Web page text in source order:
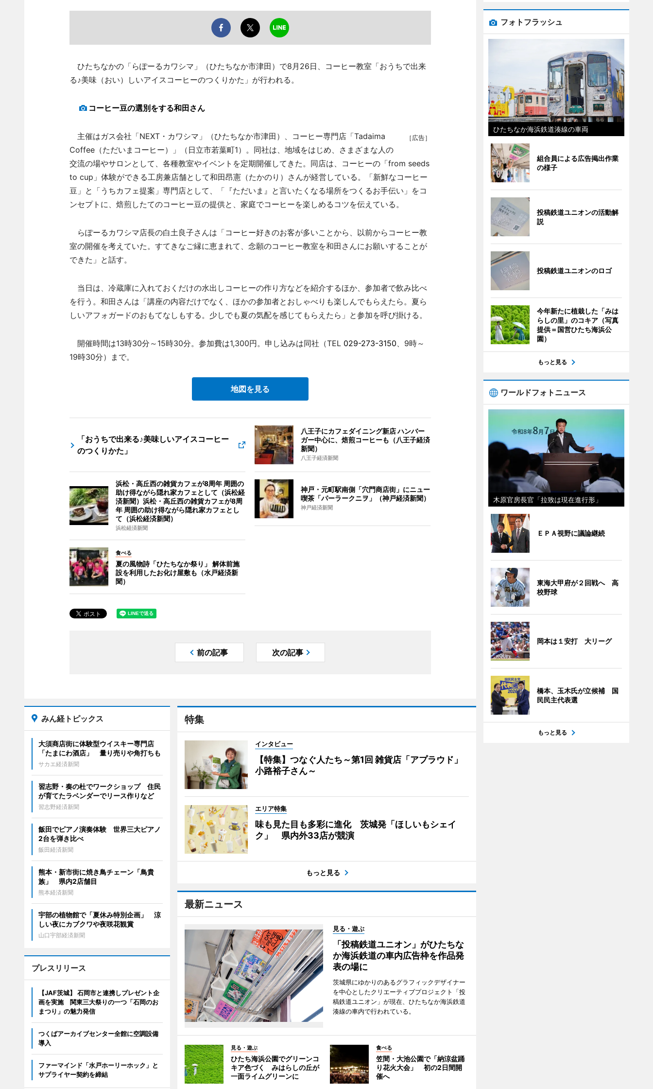
ひたちなかの「らぽーるカワシマ」（ひたちなか市津田）で8月26日、コーヒー教室「おうちで出来
る♪美味（おい）しいアイスコーヒーのつくりかた」が行われる。
コーヒー豆の選別をする和田さん
［広告］
主催はガス会社「NEXT・カワシマ」（ひたちなか市津田）、コーヒー専門店「Tadaima
Coffee（ただいまコーヒー）」（日立市若葉町1）。同社は、地域をはじめ、さまざまな人の
交流の場やサロンとして、各種教室やイベントを定期開催してきた。同店は、コーヒーの「from seeds
to cup」体験ができる工房兼店舗として和田昂憲（たかのり）さんが経営している。「新鮮なコーヒー
豆」と「うちカフェ提案」専門店として、「『ただいま』と言いたくなる場所をつくるお手伝い」をコ
ンセプトに、焙煎したてのコーヒー豆の提供と、家庭でコーヒーを楽しめるコツを伝えている。
らぽーるカワシマ店長の白土良子さんは「コーヒー好きのお客が多いことから、以前からコーヒー教
室の開催を考えていた。すてきなご縁に恵まれて、念願のコーヒー教室を和田さんにお願いすることが
できた」と話す。
当日は、冷蔵庫に入れておくだけの水出しコーヒーの作り方などを紹介するほか、参加者で飲み比べ
を行う。和田さんは「講座の内容だけでなく、ほかの参加者とおしゃべりも楽しんでもらえたら。夏ら
しいアフォガードのおもてなしもする。少しでも夏の気配を感じてもらえたら」と参加を呼び掛ける。
開催時間は13時30分～15時30分。参加費は1,300円。申し込みは同社（TEL 029-273-3150、9時～
19時30分）まで。
地図を見る
「おうちで出来る♪美味しいアイスコーヒー
のつくりかた」
八王子にカフェダイニング新店 ハンバー
ガー中心に、焙煎コーヒーも（八王子経済
新聞）
八王子経済新聞
浜松・高丘西の雑貨カフェが8周年 周囲の
助け得ながら隠れ家カフェとして（浜松経
済新聞）浜松・高丘西の雑貨カフェが8周
年 周囲の助け得ながら隠れ家カフェとし
て（浜松経済新聞）
浜松経済新聞
神戸・元町駅南側「穴門商店街」にニュー
喫茶「パーラークニヲ」（神戸経済新聞）
神戸経済新聞
食べる
夏の風物詩「ひたちなか祭り」 解体前施
設を利用したお化け屋敷も（水戸経済新
聞）
前の記事 次の記事
特集
インタビュー
【特集】つなぐ人たち～第1回 雑貨店「アプラウド」
小路裕子さん～
エリア特集
味も見た目も多彩に進化 茨城発「ほしいもシェイ
ク」 県内外33店が競演
もっと見る
最新ニュース
見る・遊ぶ
「投稿鉄道ユニオン」がひたちな
か海浜鉄道の車内広告枠を作品発
表の場に
茨城県にゆかりのあるグラフィックデザイナー
を中心としたクリエーティブプロジェクト「投
稿鉄道ユニオン」が現在、ひたちなか海浜鉄道
湊線の車内で行われている。
見る・遊ぶ
ひたち海浜公園でグリーンコ
キア色づく みはらしの丘が
一面ライムグリーンに
食べる
笠間・大池公園で「納涼盆踊
り花火大会」 初の2日間開
催へ
みん経トピックス
大須商店街に体験型ウイスキー専門店
「たまにわ酒店」 量り売りや角打ちも
サカエ経済新聞
習志野・奏の杜でワークショップ 住民
が育てたラベンダーでリース作りなど
習志野経済新聞
飯田でピアノ演奏体験 世界三大ピアノ
2台を弾き比べ
飯田経済新聞
熊本・新市街に焼き鳥チェーン「鳥貴
族」 県内2店舗目
熊本経済新聞
宇部の植物館で「夏休み特別企画」 涼
しい夜にカブクワや夜咲花観賞
山口宇部経済新聞
プレスリリース
【JAF茨城】 石岡市と連携しプレゼント企
画を実施 関東三大祭りの一つ「石岡のお
まつり」の魅力発信
つくばアーカイブセンター全館に空調設備
導入
ファーマインド「水戸ホーリーホック」と
サプライヤー契約を締結
フォトフラッシュ
ひたちなか海浜鉄道湊線の車両
組合員による広告掲出作業
の様子
投稿鉄道ユニオンの活動解
説
投稿鉄道ユニオンのロゴ
今年新たに植栽した「みは
らしの里」のコキア（写真
提供＝国営ひたち海浜公
園）
もっと見る
ワールドフォトニュース
木原官房長官「拉致は現在進行形」
ＥＰＡ視野に議論継続
東海大甲府が２回戦へ 高
校野球
岡本は１安打 大リーグ
橋本、玉木氏が立候補 国
民民主代表選
もっと見る